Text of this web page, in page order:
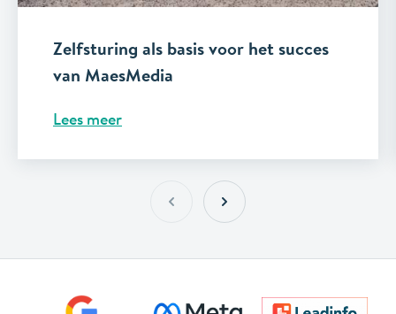
Zelfsturing als basis voor het succes
van MaesMedia
Lees meer